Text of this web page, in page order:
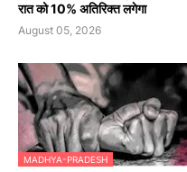
रात को 10% अतिरिक्त लगेगा
August 05, 2026
MADHYA-PRADESH